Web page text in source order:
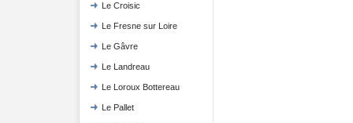
Le Croisic
Le Fresne sur Loire
Le Gâvre
Le Landreau
Le Loroux Bottereau
Le Pallet